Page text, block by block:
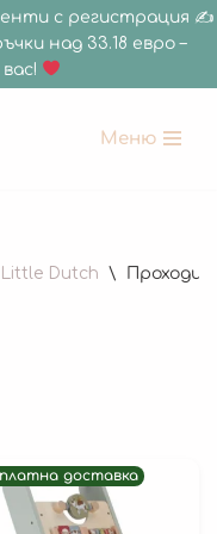
с регистрация ✍
над 33.18 евро –
Меню
Dutch \
доставка